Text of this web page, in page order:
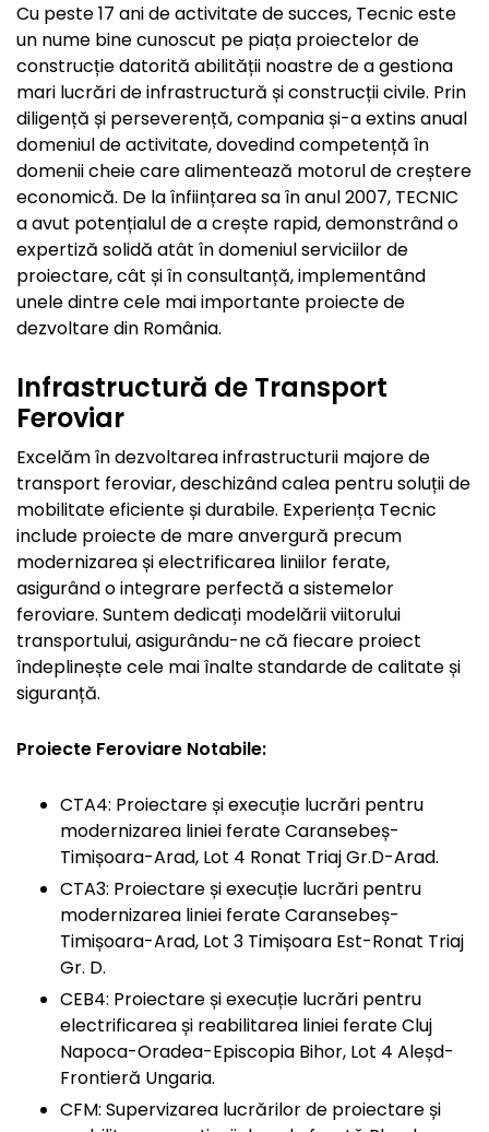
Cu peste 17 ani de activitate de succes, Tecnic este
un nume bine cunoscut pe piața proiectelor de
construcție datorită abilității noastre de a gestiona
mari lucrări de infrastructură și construcții civile. Prin
diligență și perseverență, compania și-a extins anual
domeniul de activitate, dovedind competență în
domenii cheie care alimentează motorul de creștere
economică. De la înființarea sa în anul 2007, TECNIC
a avut potențialul de a crește rapid, demonstrând o
expertiză solidă atât în domeniul serviciilor de
proiectare, cât și în consultanță, implementând
unele dintre cele mai importante proiecte de
dezvoltare din România.
Infrastructură de Transport
Feroviar
Excelăm în dezvoltarea infrastructurii majore de
transport feroviar, deschizând calea pentru soluții de
mobilitate eficiente și durabile. Experiența Tecnic
include proiecte de mare anvergură precum
modernizarea și electrificarea liniilor ferate,
asigurând o integrare perfectă a sistemelor
feroviare. Suntem dedicați modelării viitorului
transportului, asigurându-ne că fiecare proiect
îndeplinește cele mai înalte standarde de calitate și
siguranță.
Proiecte Feroviare Notabile:
CTA4: Proiectare și execuție lucrări pentru
modernizarea liniei ferate Caransebeș-
Timișoara-Arad, Lot 4 Ronat Triaj Gr.D-Arad.
CTA3: Proiectare și execuție lucrări pentru
modernizarea liniei ferate Caransebeș-
Timișoara-Arad, Lot 3 Timișoara Est-Ronat Triaj
Gr. D.
CEB4: Proiectare și execuție lucrări pentru
electrificarea și reabilitarea liniei ferate Cluj
Napoca-Oradea-Episcopia Bihor, Lot 4 Aleșd-
Frontieră Ungaria.
CFM: Supervizarea lucrărilor de proiectare și